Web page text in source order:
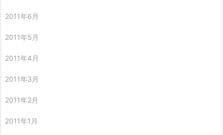
2011年6月
2011年5月
2011年4月
2011年3月
2011年2月
2011年1月